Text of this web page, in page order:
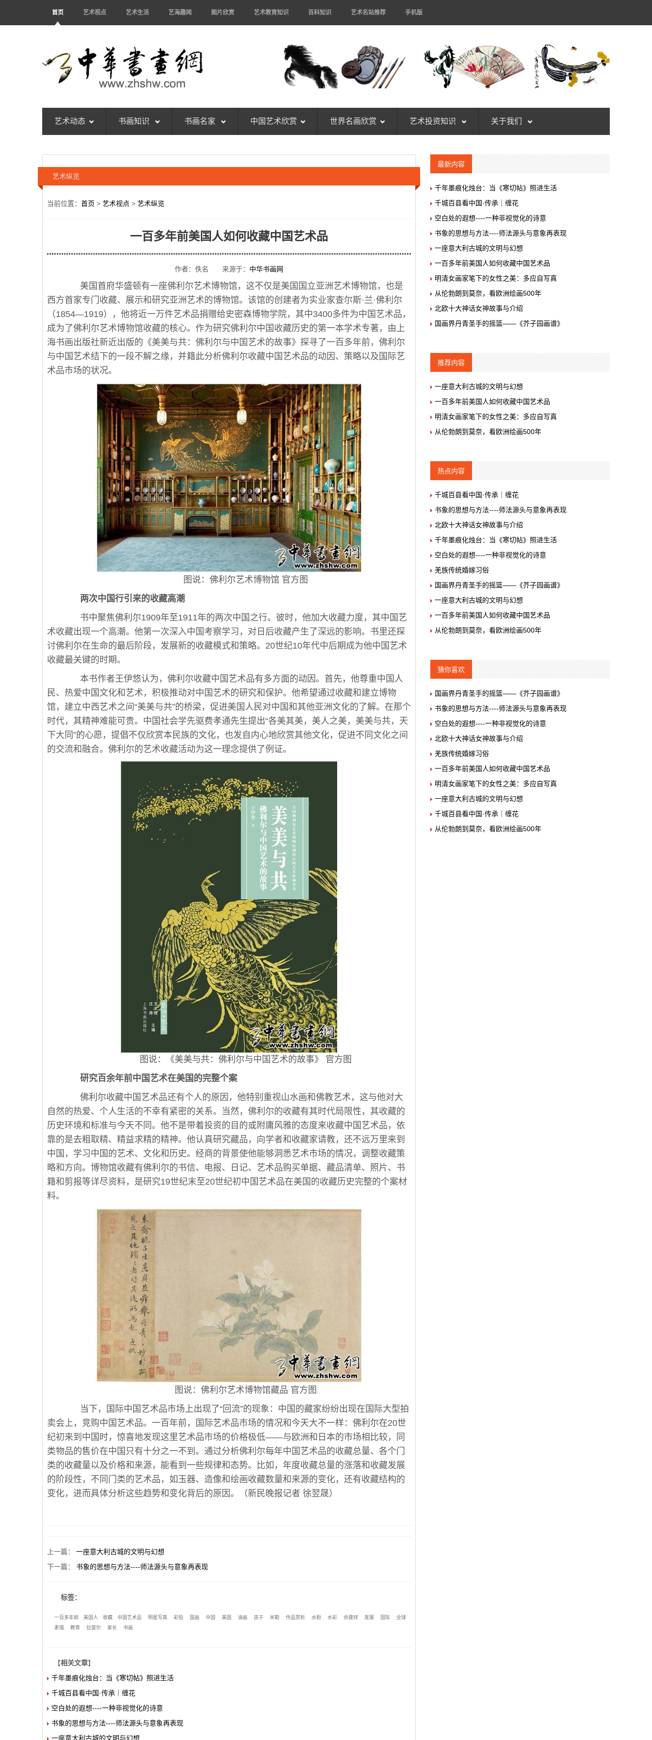
首页 艺术视点 艺术生活 艺海趣闻 图片欣赏 艺术教育知识 百科知识 艺术名站推荐 手机版
艺术动态 书画知识 书画名家 中国艺术欣赏 世界名画欣赏 艺术投资知识 关于我们
艺术纵览
当前位置： 首页 > 艺术视点 > 艺术纵览
一百多年前美国人如何收藏中国艺术品
作者：佚名 来源于： 中华书画网
美国首府华盛顿有一座佛利尔艺术博物馆，这不仅是美国国立亚洲艺术博物馆，也是
西方首家专门收藏、展示和研究亚洲艺术的博物馆。该馆的创建者为实业家查尔斯·兰·佛利尔
（1854—1919），他将近一万件艺术品捐赠给史密森博物学院，其中3400多件为中国艺术品，
成为了佛利尔艺术博物馆收藏的核心。作为研究佛利尔中国收藏历史的第一本学术专著，由上
海书画出版社新近出版的《美美与共：佛利尔与中国艺术的故事》探寻了一百多年前，佛利尔
与中国艺术结下的一段不解之缘，并籍此分析佛利尔收藏中国艺术品的动因、策略以及国际艺
术品市场的状况。
图说：佛利尔艺术博物馆 官方图
两次中国行引来的收藏高潮
书中聚焦佛利尔1909年至1911年的两次中国之行。彼时，他加大收藏力度，其中国艺
术收藏出现一个高潮。他第一次深入中国考察学习，对日后收藏产生了深远的影响。书里还探
讨佛利尔在生命的最后阶段，发展新的收藏模式和策略。20世纪10年代中后期成为他中国艺术
收藏最关键的时期。
本书作者王伊悠认为，佛利尔收藏中国艺术品有多方面的动因。首先，他尊重中国人
民、热爱中国文化和艺术，积极推动对中国艺术的研究和保护。他希望通过收藏和建立博物
馆，建立中西艺术之间“美美与共”的桥梁，促进美国人民对中国和其他亚洲文化的了解。在那个
时代，其精神难能可贵。中国社会学先驱费孝通先生提出“各美其美，美人之美，美美与共，天
下大同”的心愿，提倡不仅欣赏本民族的文化，也发自内心地欣赏其他文化，促进不同文化之间
的交流和融合。佛利尔的艺术收藏活动为这一理念提供了例证。
图说：《美美与共：佛利尔与中国艺术的故事》 官方图
研究百余年前中国艺术在美国的完整个案
佛利尔收藏中国艺术品还有个人的原因，他特别重视山水画和佛教艺术，这与他对大
自然的热爱、个人生活的不幸有紧密的关系。当然，佛利尔的收藏有其时代局限性，其收藏的
历史环境和标准与今天不同。他不是带着投资的目的或附庸风雅的态度来收藏中国艺术品，依
靠的是去粗取精、精益求精的精神。他认真研究藏品，向学者和收藏家请教，还不远万里来到
中国，学习中国的艺术、文化和历史。经商的背景使他能够洞悉艺术市场的情况，调整收藏策
略和方向。博物馆收藏有佛利尔的书信、电报、日记、艺术品购买单据、藏品清单、照片、书
籍和剪报等详尽资料，是研究19世纪末至20世纪初中国艺术品在美国的收藏历史完整的个案材
料。
图说：佛利尔艺术博物馆藏品 官方图
当下，国际中国艺术品市场上出现了“回流”的现象：中国的藏家纷纷出现在国际大型拍
卖会上，竞购中国艺术品。一百年前，国际艺术品市场的情况和今天大不一样：佛利尔在20世
纪初来到中国时，惊喜地发现这里艺术品市场的价格极低——与欧洲和日本的市场相比较，同
类物品的售价在中国只有十分之一不到。通过分析佛利尔每年中国艺术品的收藏总量、各个门
类的收藏量以及价格和来源，能看到一些规律和态势。比如，年度收藏总量的涨落和收藏发展
的阶段性，不同门类的艺术品，如玉器、造像和绘画收藏数量和来源的变化，还有收藏结构的
变化，进而具体分析这些趋势和变化背后的原因。（新民晚报记者 徐翌晟）
上一篇： 一座意大利古城的文明与幻想
下一篇： 书象的思想与方法----师法源头与意象再表现
标签：
一百多年前 美国人 收藏 中国艺术品 明星写真 彩铅 国画 中国 美国 油画 孩子 米勒 作品赏析 水粉 水彩 余建祥 发展 国际
全球
素描
教育 拉斐尔 家长 书画
【相关文章】
千年墨痕化烛台：当《寒切帖》照进生活
千城百县看中国·传承｜缠花
空白处的遐想----一种非视觉化的诗意
书象的思想与方法----师法源头与意象再表现
一座意大利古城的文明与幻想
最新内容
千年墨痕化烛台：当《寒切帖》照进生活
千城百县看中国·传承｜缠花
空白处的遐想----一种非视觉化的诗意
书象的思想与方法----师法源头与意象再表现
一座意大利古城的文明与幻想
一百多年前美国人如何收藏中国艺术品
明清女画家笔下的女性之美：多应自写真
从伦勃朗到莫奈，看欧洲绘画500年
北欧十大神话女神故事与介绍
国画界丹青圣手的摇篮——《芥子园画谱》
推荐内容
一座意大利古城的文明与幻想
一百多年前美国人如何收藏中国艺术品
明清女画家笔下的女性之美：多应自写真
从伦勃朗到莫奈，看欧洲绘画500年
热点内容
千城百县看中国·传承｜缠花
书象的思想与方法----师法源头与意象再表现
北欧十大神话女神故事与介绍
千年墨痕化烛台：当《寒切帖》照进生活
空白处的遐想----一种非视觉化的诗意
羌族传统婚嫁习俗
国画界丹青圣手的摇篮——《芥子园画谱》
一座意大利古城的文明与幻想
一百多年前美国人如何收藏中国艺术品
从伦勃朗到莫奈，看欧洲绘画500年
猜你喜欢
国画界丹青圣手的摇篮——《芥子园画谱》
书象的思想与方法----师法源头与意象再表现
空白处的遐想----一种非视觉化的诗意
北欧十大神话女神故事与介绍
羌族传统婚嫁习俗
一百多年前美国人如何收藏中国艺术品
明清女画家笔下的女性之美：多应自写真
一座意大利古城的文明与幻想
千城百县看中国·传承｜缠花
从伦勃朗到莫奈，看欧洲绘画500年